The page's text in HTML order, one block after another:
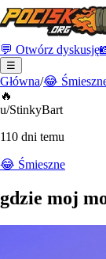
💬 Otwórz dyskusję
☰
Główna/😂
🔥
u/StinkyBart
110 dni temu
😂 Śmieszne
gdzie moj